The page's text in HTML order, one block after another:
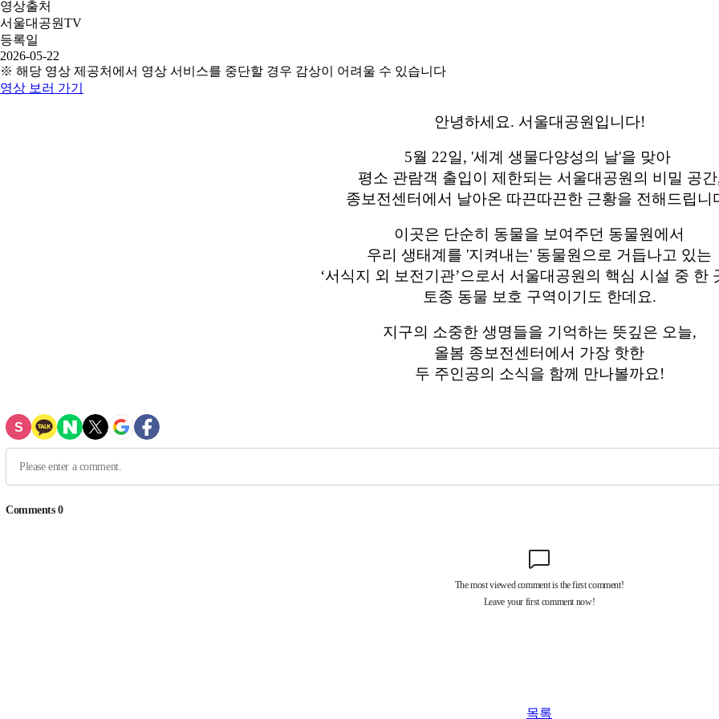
영상출처
서울대공원TV
등록일
2026-05-22
※ 해당 영상 제공처에서 영상 서비스를 중단할 경우 감상이 어려울 수 있습니다
영상 보러 가기
안녕하세요. 서울대공원입니다!
5월 22일, '세계 생물다양성의 날'을 맞아
평소 관람객 출입이 제한되는 서울대공원의 비밀 공
종보전센터에서 날아온 따끈따끈한 근황을 전해드립니
이곳은 단순히 동물을 보여주던 동물원에서
우리 생태계를 '지켜내는' 동물원으로 거듭나고 있는
‘서식지 외 보전기관’으로서 서울대공원의 핵심 시설 중 한
토종 동물 보호 구역이기도 한데요.
지구의 소중한 생명들을 기억하는 뜻깊은 오늘,
올봄 종보전센터에서 가장 핫한
두 주인공의 소식을 함께 만나볼까요!
목록